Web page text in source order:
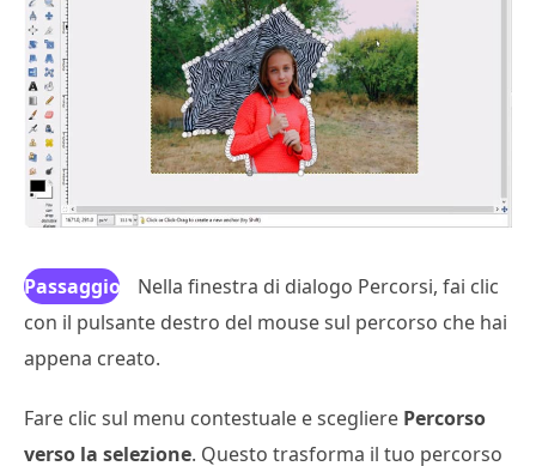
Passaggio
3
Nella finestra di dialogo Percorsi, fai clic
con il pulsante destro del mouse sul percorso che hai
appena creato.
Fare clic sul menu contestuale e scegliere Percorso
verso la selezione. Questo trasforma il tuo percorso